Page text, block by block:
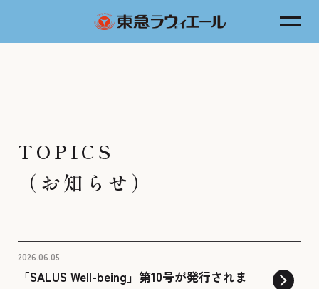
TOPICS
（お知らせ）
2026.06.05
「SALUS Well-being」第10号が発行されま